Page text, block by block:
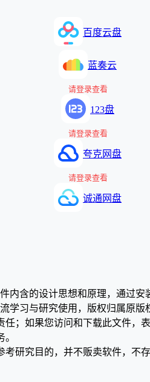
百度云盘
蓝奏云
请登录查看
123盘
请登录查看
夸克网盘
请登录查看
诚通网盘
含的设计思想和原理，通过
学习与研究使用，版权归属原
；如果您访问和下载此文件
研究目的，并不贩卖软件，